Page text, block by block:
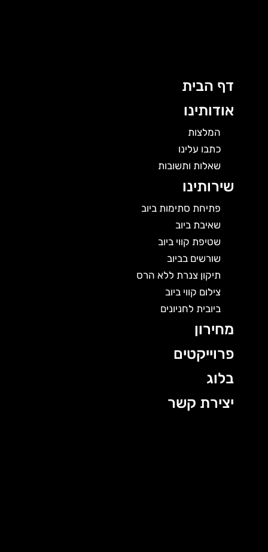
דף הבית
אודותינו
המלצות
כתבו עלינו
שאלות ותשובות
שירותינו
פתיחת סתימות ביוב
שאיבת ביוב
שטיפת קווי ביוב
שורשים בביוב
תיקון צנרת ללא הרס
צילום קווי ביוב
ביובית לחניונים
מחירון
פרוייקטים
בלוג
יצירת קשר